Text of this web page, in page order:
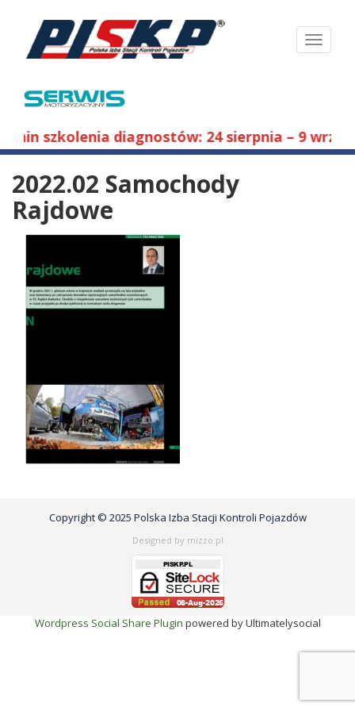
Toggle
szkolenia diagnostów: 24 sierpnia – 9
2022.02 Samochody
Rajdowe
Copyright © 2025 Polska Izba Stacji Kontroli Pojazdów
Designed by mizzo.pl
Wordpress Social Share Plugin powered by Ultimatelysocial